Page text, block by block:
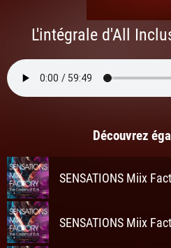
L'intégrale d'All
Découvrez